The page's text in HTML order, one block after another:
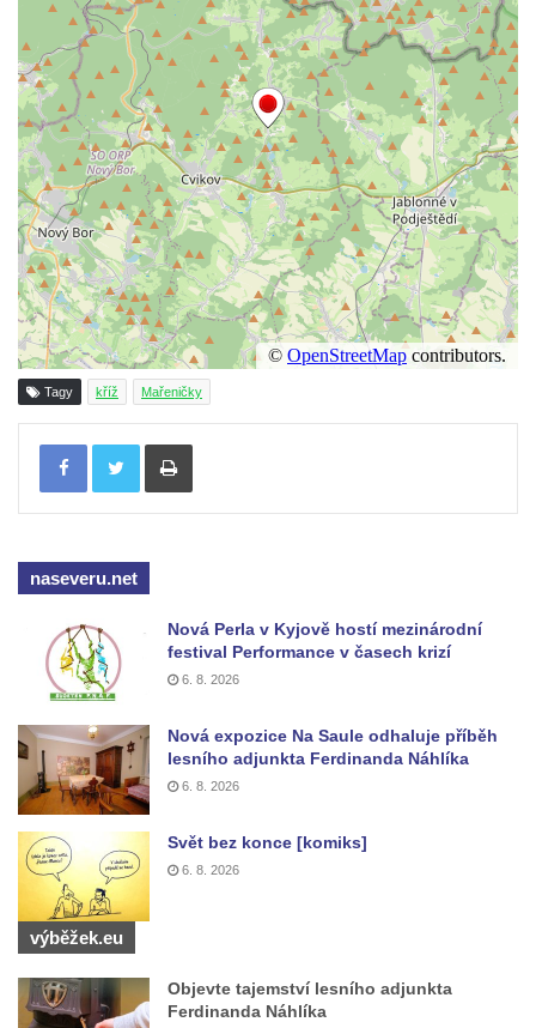
Maazův kříž na Kostelní stezce v
Mikulášovicích
Boží muka na Kostelní stezce v
Mikulášovicích
Franzeho kříž u domu čp. 356 v
Mikulášovicích
Hammerberský kříž na křižovatce mezi
domy čp. 739 a 758 v Mikulášovicích
Kříž Johannese Herlta poblíž domu čp. 428
v Mikulášovicích
Drascheho kříž na zahradě domu čp. 915 v
Mikulášovicích
Hampelův kříž západně od dolního nádraží
Růžové
Vilémově
Centrální kříž na novém hřbitově ve
Kříž u kostela Nanebevzetí Panny Marie na
křížové cestě ve Vilémově
Kříž u cesty mezi Růžovou a Kamenickou
Strání
Kříž u severní zdi kostela Nalezení svatého
Kříže ve Frýdlantu
Kříž na Křížové cestě na Křížovém vrchu ve
Frýdlantu
Centrální kříž hřbitova ve Sloupu v Čechách
Tagy kříž Mařeničky
Tisknout
naseveru.net
Nová Perla v Kyjově hostí mezinárodní
festival Performance v časech krizí
6. 8. 2026
Nová expozice Na Saule odhaluje příběh
lesního adjunkta Ferdinanda Náhlíka
6. 8. 2026
Svět bez konce [komiks]
6. 8. 2026
výběžek.eu
Objevte tajemství lesního adjunkta
Ferdinanda Náhlíka